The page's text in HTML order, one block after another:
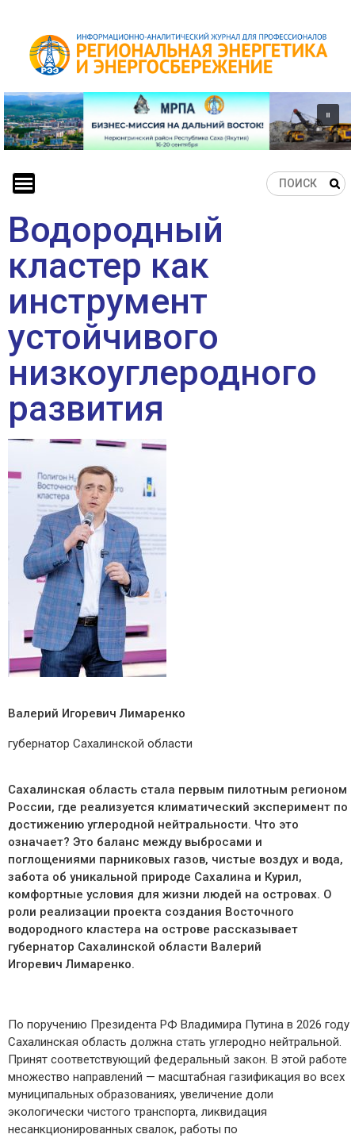
content
Водородный
кластер как
инструмент
устойчивого
низкоуглеродного
развития
Валерий Игоревич Лимаренко
губернатор Сахалинской области
Сахалинская область стала первым пилотным регионом
России, где реализуется климатический эксперимент по
достижению углеродной нейтральности. Что это
означает? Это баланс между выбросами и
поглощениями парниковых газов, чистые воздух и вода,
забота об уникальной природе Сахалина и Курил,
комфортные условия для жизни людей на островах. О
роли реализации проекта создания Восточного
водородного кластера на острове рассказывает
губернатор Сахалинской области Валерий
Игоревич Лимаренко.
По поручению Президента РФ Владимира Путина в 2026 году
Сахалинская область должна стать углеродно нейтральной.
Принят соответствующий федеральный закон. В этой работе
множество направлений — масштабная газификация во всех
муниципальных образованиях, увеличение доли
экологически чистого транспорта, ликвидация
несанкционированных свалок, работы по